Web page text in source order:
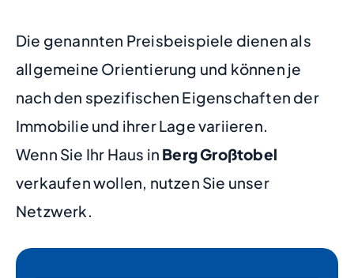
Die genannten Preisbeispiele dienen als
allgemeine Orientierung und können je
nach den spezifischen Eigenschaften der
Immobilie und ihrer Lage variieren.
Wenn Sie Ihr Haus in Berg Großtobel
verkaufen wollen, nutzen Sie unser
Netzwerk.